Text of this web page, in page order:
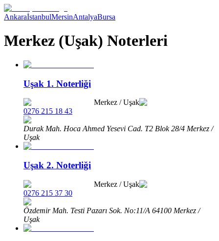
AnkaraİstanbulMersinAntalyaBursa
Merkez (Uşak) Noterleri
Uşak 1. Noterliği
Merkez /Uşak
0276 215 18 43
Durak Mah. Hoca Ahmed Yesevi Cad. T2 Blok 28/4 Merkez /
Uşak
Uşak 2. Noterliği
Merkez /Uşak
0276 215 37 30
Özdemir Mah. Testi Pazarı Sok. No:11/A 64100 Merkez /
Uşak